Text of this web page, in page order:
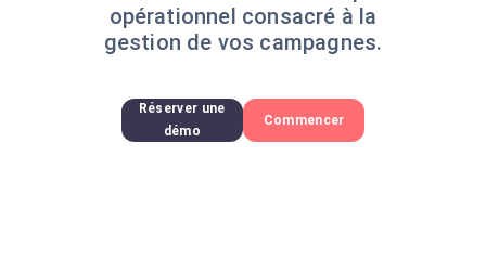
opérationnel consacré à la
gestion de vos campagnes.
Réserver une
démo
Commencer